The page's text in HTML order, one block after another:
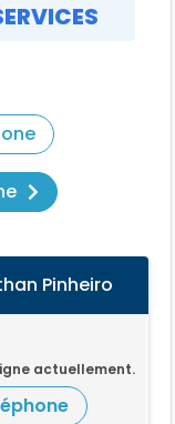
Pinheiro
actuellement.